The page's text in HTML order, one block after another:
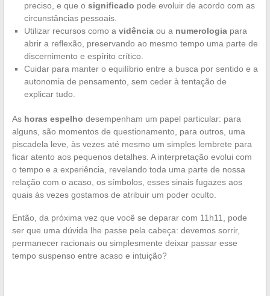
preciso, e que o significado pode evoluir de acordo com as
circunstâncias pessoais.
Utilizar recursos como a vidênciaou a numerologiapara
abrir a reflexão, preservando ao mesmo tempo uma parte de
discernimento e espírito crítico.
Cuidar para manter o equilíbrio entre a busca por sentido e a
autonomia de pensamento, sem ceder à tentação de
explicar tudo.
As horas espelho desempenham um papel particular: para
alguns, são momentos de questionamento, para outros, uma
piscadela leve, às vezes até mesmo um simples lembrete para
ficar atento aos pequenos detalhes. A interpretação evolui com
o tempo e a experiência, revelando toda uma parte de nossa
relação com o acaso, os símbolos, esses sinais fugazes aos
quais às vezes gostamos de atribuir um poder oculto.
Então, da próxima vez que você se deparar com 11h11, pode
ser que uma dúvida lhe passe pela cabeça: devemos sorrir,
permanecer racionais ou simplesmente deixar passar esse
tempo suspenso entre acaso e intuição?